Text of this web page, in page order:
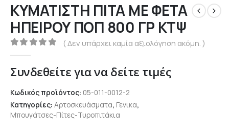
ΚΥΜΑΤΙΣΤΗ ΠΙΤΑ ΜΕ ΦΕΤΑ
ΗΠΕΙΡΟΥ ΠΟΠ 800 ΓΡ ΚΤΨ
0out of 5
( Δεν υπάρχει καμία αξιολόγηση ακόμη. )
Συνδεθείτε για να δείτε τιμές
Κωδικός προϊόντος: 05-011-0012-2
Κατηγορίες: Αρτοσκευάσματα, Γενικα,
Μπουγάτσες-Πίτες-Τυροπιτάκια